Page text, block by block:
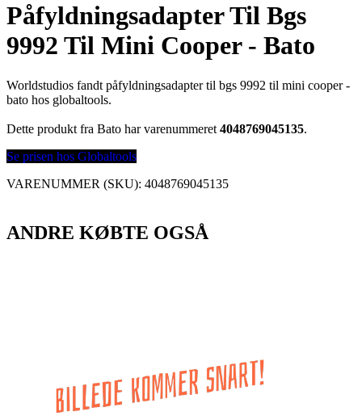
Påfyldningsadapter Til Bgs
9992 Til Mini Cooper - Bato
Worldstudios fandt påfyldningsadapter til bgs 9992 til mini cooper -
bato hos globaltools.
Dette produkt fra Bato har varenummeret 4048769045135.
Se prisen hos Globaltools
VARENUMMER (SKU): 4048769045135
ANDRE KØBTE OGSÅ